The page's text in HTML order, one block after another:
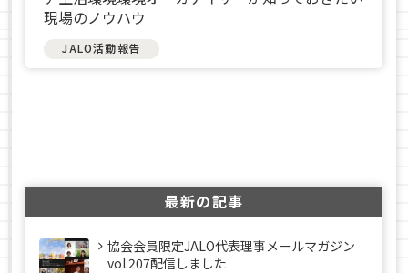
現場のノウハウ
JALO活動報告
最新の記事
協会会員限定JALO代表理事メールマガジン
vol.207配信しました